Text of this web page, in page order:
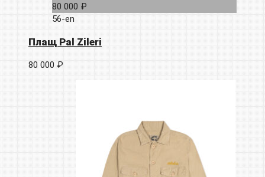
80 000 ₽
56-en
Плащ Pal Zileri
80 000 ₽